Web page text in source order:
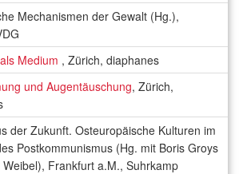
Mechanismen der Gewalt (Hg.),
Medium , Zürich, diaphanes
und Augentäuschung, Zürich,
der Zukunft. Osteuropäische Kulturen im
Postkommunismus (Hg. mit Boris Groys
Weibel), Frankfurt a.M., Suhrkamp